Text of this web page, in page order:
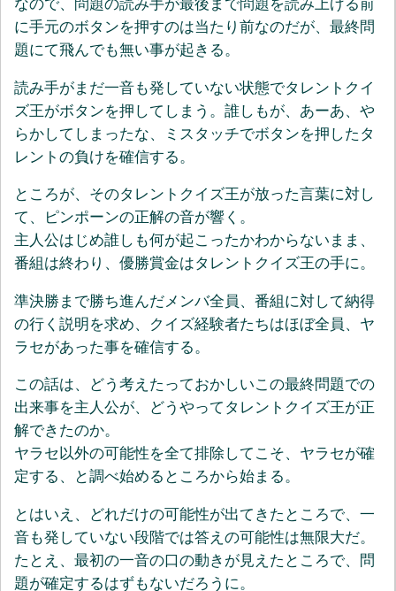
なので、問題の読み手が最後まで問題を読み上げる前
に手元のボタンを押すのは当たり前なのだが、最終問
題にて飛んでも無い事が起きる。
読み手がまだ一音も発していない状態でタレントクイ
ズ王がボタンを押してしまう。誰しもが、あーあ、や
らかしてしまったな、ミスタッチでボタンを押したタ
レントの負けを確信する。
ところが、そのタレントクイズ王が放った言葉に対し
て、ピンポーンの正解の音が響く。
主人公はじめ誰しも何が起こったかわからないまま、
番組は終わり、優勝賞金はタレントクイズ王の手に。
準決勝まで勝ち進んだメンバ全員、番組に対して納得
の行く説明を求め、クイズ経験者たちはほぼ全員、ヤ
ラセがあった事を確信する。
この話は、どう考えたっておかしいこの最終問題での
出来事を主人公が、どうやってタレントクイズ王が正
解できたのか。
ヤラセ以外の可能性を全て排除してこそ、ヤラセが確
定する、と調べ始めるところから始まる。
とはいえ、どれだけの可能性が出てきたところで、一
音も発していない段階では答えの可能性は無限大だ。
たとえ、最初の一音の口の動きが見えたところで、問
題が確定するはずもないだろうに。